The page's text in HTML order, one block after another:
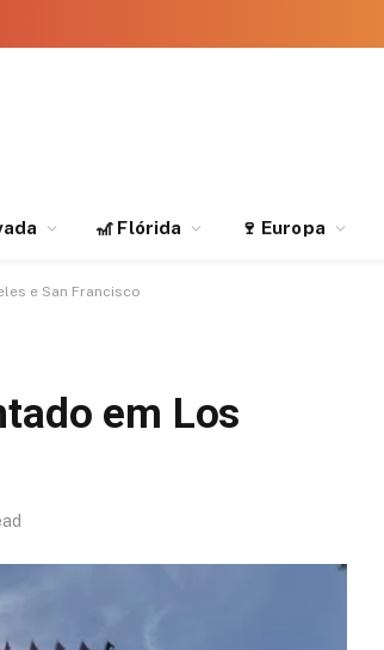
🎢 Flórida 🍷 Europa
e San Francisco
em Los